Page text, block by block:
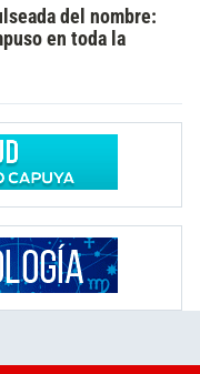
del nombre:
en toda la